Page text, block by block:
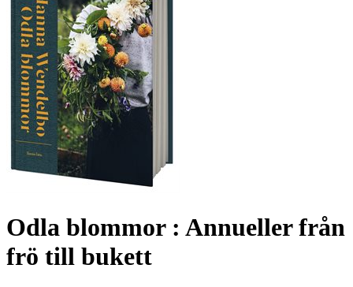
Odla blommor : Annueller från
frö till bukett